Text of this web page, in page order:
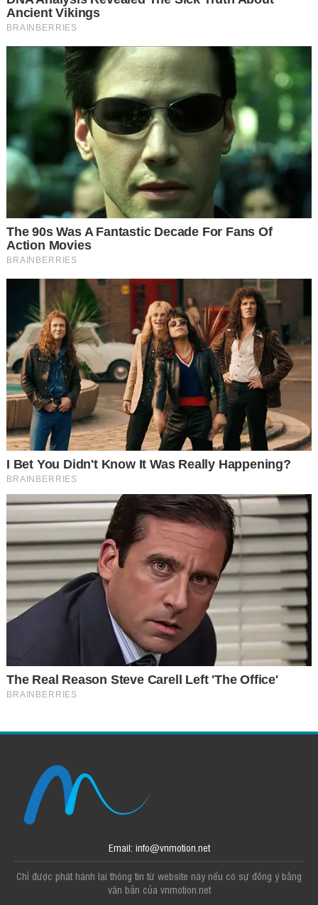
Email: info@vnmotion.net
Chỉ được phát hành lại thông tin từ website này nếu có sự đồng ý bằng
văn bản của vnmotion.net